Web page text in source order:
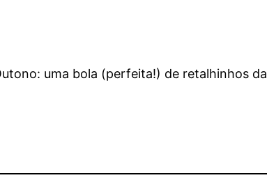
uma bola (perfeita!) de retalhinhos da